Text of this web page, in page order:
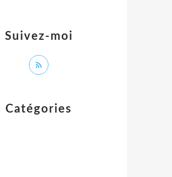
Catégories
Suivez-moi